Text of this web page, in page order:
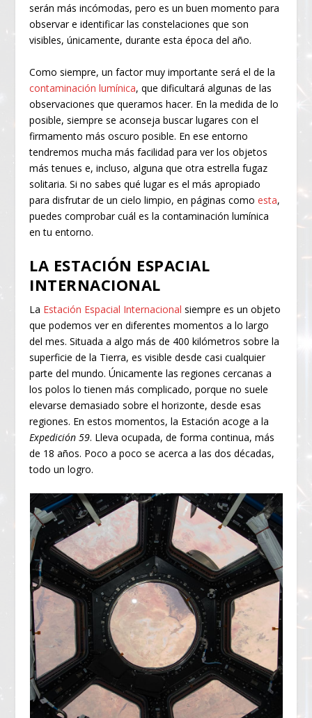
serán más incómodas, pero es un buen momento para
observar e identificar las constelaciones que son
visibles, únicamente, durante esta época del año.
Como siempre, un factor muy importante será el de la
contaminación lumínica, que dificultará algunas de las
observaciones que queramos hacer. En la medida de lo
posible, siempre se aconseja buscar lugares con el
firmamento más oscuro posible. En ese entorno
tendremos mucha más facilidad para ver los objetos
más tenues e, incluso, alguna que otra estrella fugaz
solitaria. Si no sabes qué lugar es el más apropiado
para disfrutar de un cielo limpio, en páginas comoesta,
puedes comprobar cuál es la contaminación lumínica
en tu entorno.
LA ESTACIÓN ESPACIAL
INTERNACIONAL
La Estación Espacial Internacional siempre es un objeto
que podemos ver en diferentes momentos a lo largo
del mes. Situada a algo más de 400 kilómetros sobre la
superficie de la Tierra, es visible desde casi cualquier
parte del mundo. Únicamente las regiones cercanas a
los polos lo tienen más complicado, porque no suele
elevarse demasiado sobre el horizonte, desde esas
regiones. En estos momentos, la Estación acoge a la
Expedición 59. Lleva ocupada, de forma continua, más
de 18 años. Poco a poco se acerca a las dos décadas,
todo un logro.